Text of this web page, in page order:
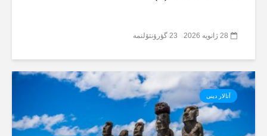
28 ژانویه 2026 23 گؤرۆنتۆلنمە
آتالار دینی